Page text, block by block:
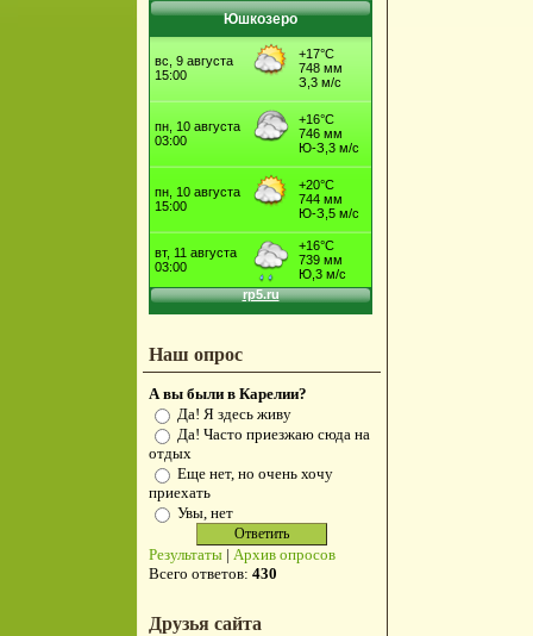
Юшкозеро
Наш опрос
А вы были в Карелии?
Да! Я здесь живу
Да! Часто приезжаю сюда на
отдых
Еще нет, но очень хочу
приехать
Увы, нет
Результаты | Архив опросов
Всего ответов: 430
Друзья сайта